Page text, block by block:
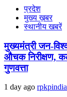
प्रदेश
मुख्य ख़बर
स्थानीय खबरें
मुख्यमंत्री जन-
औचक निरीक्षण,
गुणवत्ता
1 day ago